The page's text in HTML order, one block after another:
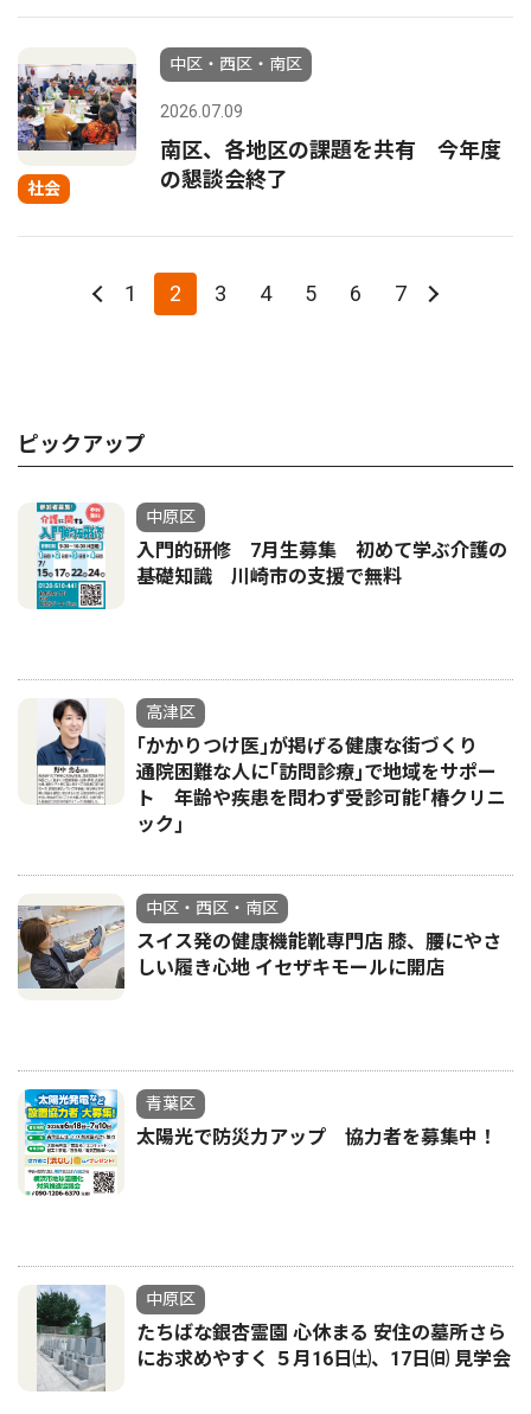
社会
中区・西区・南区
2026.07.09
南区、各地区の課題を共有 今年度
の懇談会終了
1 2 3 4 5 6 7
ピックアップ
中原区
入門的研修 7月生募集 初めて学ぶ介護の
基礎知識 川崎市の支援で無料
高津区
｢かかりつけ医｣が掲げる健康な街づくり
通院困難な人に｢訪問診療｣で地域をサポー
ト 年齢や疾患を問わず受診可能｢椿クリニ
ック｣
中区・西区・南区
スイス発の健康機能靴専門店 膝、腰にやさ
しい履き心地 イセザキモールに開店
青葉区
太陽光で防災力アップ 協力者を募集中！
中原区
たちばな銀杏霊園 心休まる 安住の墓所さら
にお求めやすく ５月16日㈯、17日㈰ 見学会